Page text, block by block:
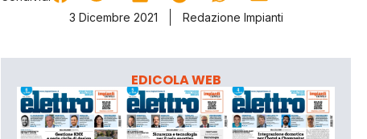
3 Dicembre 2021
Redazione Impianti
EDICOLA WEB